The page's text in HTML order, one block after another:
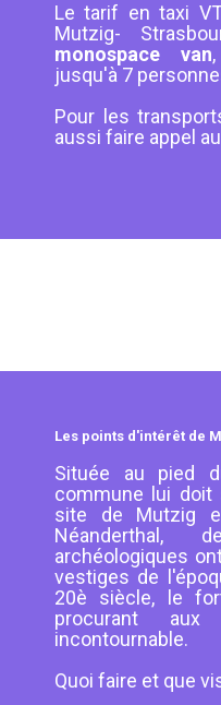
Le tarif en taxi
Mutzig-
monospace van
jusqu'à 7
Pour les
aussi faire appel
Les points d'intérêt de
Située au pied
commune lui doit
site de Mutzig
Néanderthal,
archéologiques
vestiges de
20è siècle, le
procurant
incontournable.
Quoi faire et que